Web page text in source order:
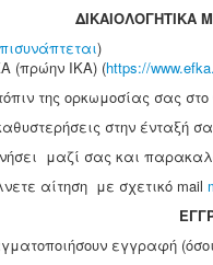
ΔΙΚΑΙΟΛΟΓΗΤΙΚΑ
)
(πρώην ΙΚΑ) (https://
της ορκωμοσίας σας
στην ένταξή
μαζί σας και
αίτηση με σχετικό mail
εγγραφή